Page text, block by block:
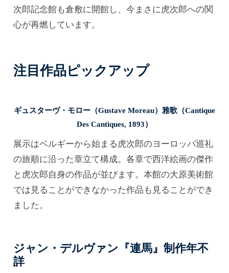
次郎記念館も倉敷に開館し、今まさに虎次郎への関
心が再燃しています。
注目作品ピックアップ
ギュスターヴ・モロー（Gustave Moreau）雅歌（Cantique
Des Cantiques, 1893）
展示はベルギーから始まる虎次郎のヨーロッパ巡礼
の旅順に沿った章立て構成。各章で西洋絵画の傑作
と虎次郎自身の作品が並びます。本館の大原美術館
では見ることができなかった作品も見ることができ
ました。
ジャン・デルヴァン『連馬』制作年不
詳